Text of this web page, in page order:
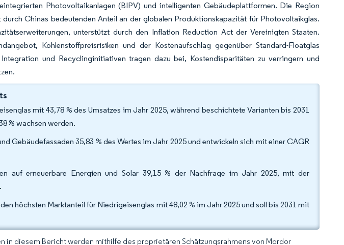
Photovoltaikanlagen (BIPV) und intelligenten Gebäudeplattformen. Die Region
Chinas bedeutenden Anteil an der globalen Produktionskapazität für Photovoltaikglas.
unterstützt durch den Inflation Reduction Act der Vereinigten Staaten.
Kohlenstoffpreisrisiken und der Kostenaufschlag gegenüber Standard-Floatglas
und Recyclinginitiativen tragen dazu bei, Kostendisparitäten zu verringern und
mit 43,78 % des Umsatzes im Jahr 2025, während beschichtete Varianten bis 2031
% wachsen werden.
Gebäudefassaden 35,83 % des Wertes im Jahr 2025 und entwickeln sich mit einer CAGR
auf erneuerbare Energien und Solar 39,15 % der Nachfrage im Jahr 2025, mit der
höchsten Marktanteil für Niedrigeisenglas mit 48,02 % im Jahr 2025 und soll bis 2031 mit
in diesem Bericht werden mithilfe des proprietären Schätzungsrahmens von Mordor